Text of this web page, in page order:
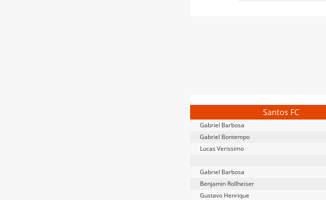
Santos FC
Gabriel Barbosa
Gabriel Bontempo
Lucas Verissimo
Gabriel Barbosa
Benjamin Rollheiser
Gustavo Henrique